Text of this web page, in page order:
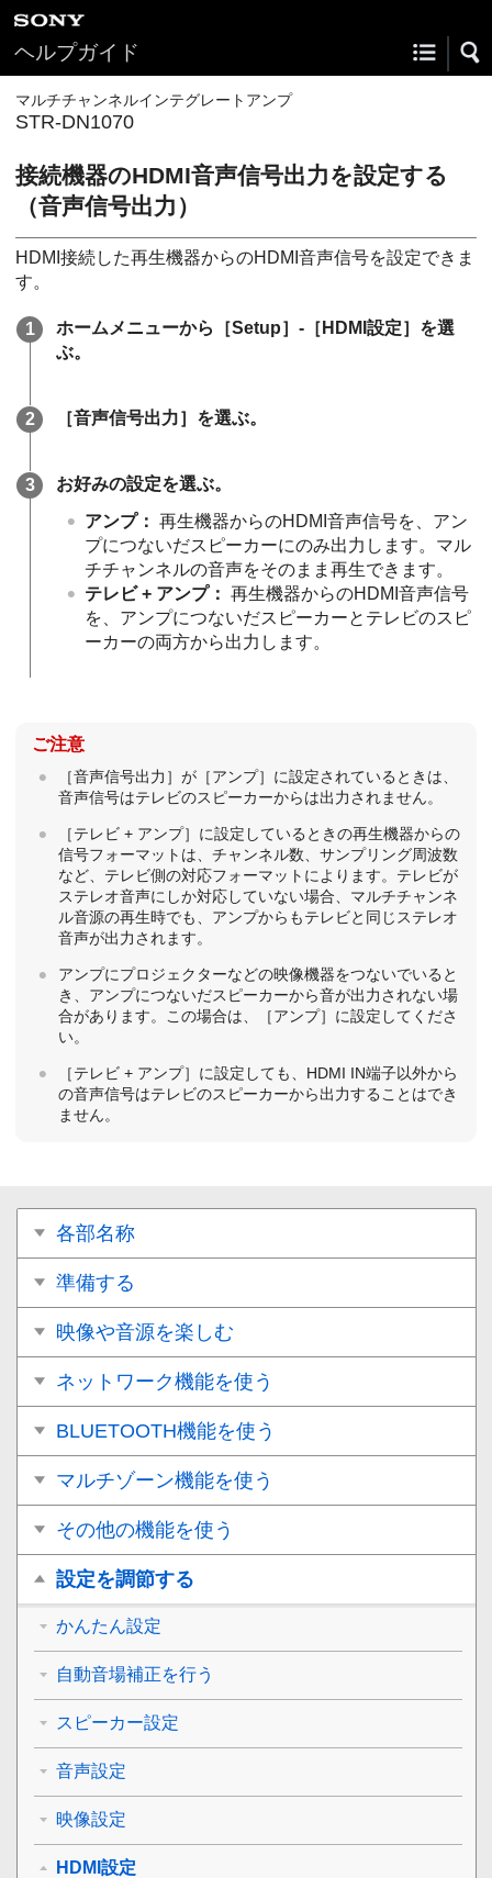
ヘルプガイド
マルチチャンネルインテグレートアンプ
STR-DN1070
接続機器のHDMI音声信号出力を設定する
（音声信号出力 ）
HDMI接続した再生機器からのHDMI音声信号を設定できま
す。
ホームメニューから［Setup］-［ HDMI設定］を選
ぶ。
［音声信号出力］を選ぶ。
お好みの設定を選ぶ。
アンプ： 再生機器からのHDMI音声信号を、アン
プにつないだスピーカーにのみ出力します。マル
チチャンネルの音声をそのまま再生できます。
テレビ + アンプ： 再生機器からのHDMI音声信号
を、アンプにつないだスピーカーとテレビのスピ
ーカーの両方から出力します。
ご注意
［音声信号出力 ］が［アンプ］に設定されているときは、
音声信号はテレビのスピーカーからは出力されません。
［テレビ + アンプ］に設定しているときの再生機器からの
信号フォーマットは、チャンネル数、サンプリング周波数
など、テレビ側の対応フォーマットによります。テレビが
ステレオ音声にしか対応していない場合、マルチチャンネ
ル音源の再生時でも、アンプからもテレビと同じステレオ
音声が出力されます。
アンプにプロジェクターなどの映像機器をつないでいると
き、アンプにつないだスピーカーから音が出力されない場
合があります。この場合は、［アンプ］に設定してくださ
い。
［テレビ + アンプ］に設定しても、HDMI IN端子以外から
の音声信号はテレビのスピーカーから出力することはでき
ません。
各部名称
準備する
映像や音源を楽しむ
ネットワーク機能を使う
BLUETOOTH機能を使う
マルチゾーン機能を使う
その他の機能を使う
設定を調節する
かんたん設定
自動音場補正を行う
スピーカー設定
音声設定
映像設定
HDMI設定